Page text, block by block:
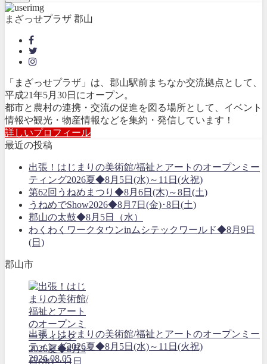
まざっせプラザ 郡山
「まざっせプラザ」は、郡山駅前まちなか交流拠点として、
平成21年5月30日にオープン。
都市と農村の連携・交流の促進を図る場所として、イベント
情報や観光・物産情報などを集約・発信しています！
詳しいプロフィール
最近の投稿
出張！はじまりの美術館/福祉とアートのオープンミー
ティング2026夏◆8月5日(水)～11日(火祝)
第62回うねめまつり◆8月6日(木)～8日(土)
うねめでShow2026◆8月7日(金)･8日(土)
郡山の太鼓◆8月5日（水）
わくわくワークタウンinムシテックワールド◆8月9日
(日)
郡山市
出張！はじまりの美術館/福祉とアートのオープンミー
ティング2026夏◆8月5日(水)～11日(火祝)
2026.08.05